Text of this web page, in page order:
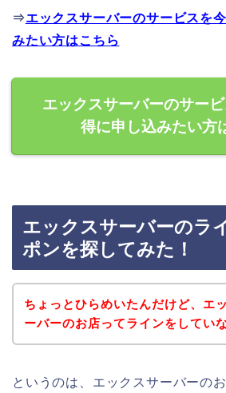
⇒エックスサーバーのサービスを
みたい方はこちら
エックスサーバーのサー
得に申し込みたい方
エックスサーバーのラ
ポンを探してみた！
ちょっとひらめいたんだけど、エ
ーバーのお店ってラインをしてい
というのは、エックスサーバーの